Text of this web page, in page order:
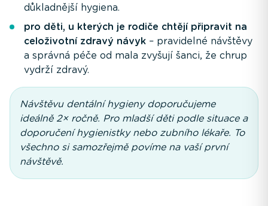
důkladnější hygiena.
pro děti, u kterých je rodiče chtějí připravit na
celoživotní zdravý návyk – pravidelné návštěvy
a správná péče od mala zvyšují šanci, že chrup
vydrží zdravý.
Návštěvu dentální hygieny doporučujeme
ideálně 2× ročně. Pro mladší děti podle situace a
doporučení hygienistky nebo zubního lékaře. To
všechno si samozřejmě povíme na vaší první
návštěvě.